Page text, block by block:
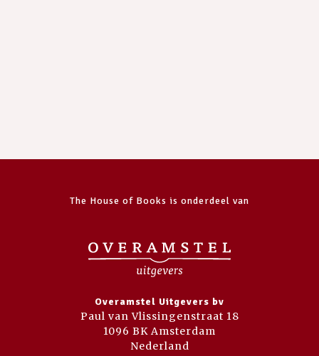
The House of Books is onderdeel van
Overamstel Uitgevers bv
Paul van Vlissingenstraat 18
1096 BK Amsterdam
Nederland